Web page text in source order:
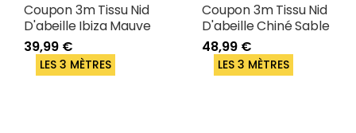
Coupon 3m Tissu Nid
D'abeille Ibiza Mauve
39,99 €
LES 3 MÈTRES
Coupon 3m Tissu Nid
D'abeille Chiné Sable
48,99 €
LES 3 MÈTRES